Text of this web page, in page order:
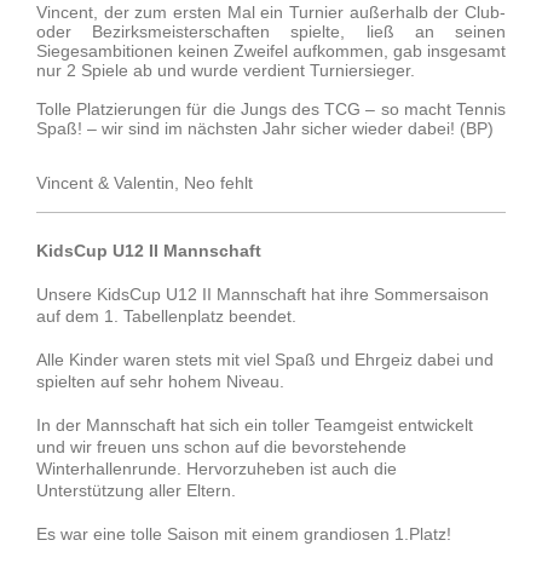
Vincent, der zum ersten Mal ein Turnier außerhalb der Club-
oder Bezirksmeisterschaften spielte, ließ an seinen
Siegesambitionen keinen Zweifel aufkommen, gab insgesamt
nur 2 Spiele ab und wurde verdient Turniersieger.
Tolle Platzierungen für die Jungs des TCG – so macht Tennis
Spaß! – wir sind im nächsten Jahr sicher wieder dabei! (BP)
Vincent & Valentin, Neo fehlt
KidsCup U12 II Mannschaft
Unsere KidsCup U12 II Mannschaft hat ihre Sommersaison
auf dem 1. Tabellenplatz beendet.
Alle Kinder waren stets mit viel Spaß und Ehrgeiz dabei und
spielten auf sehr hohem Niveau.
In der Mannschaft hat sich ein toller Teamgeist entwickelt
und wir freuen uns schon auf die bevorstehende
Winterhallenrunde. Hervorzuheben ist auch die
Unterstützung aller Eltern.
Es war eine tolle Saison mit einem grandiosen 1.Platz!